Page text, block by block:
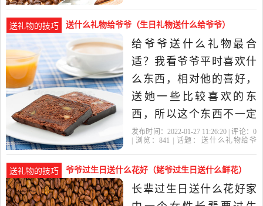
杖也好。如果你有和爷爷
共同生活的经历，还可以
在全家贺寿时给他写封
信，并读出来，通过回忆
共同的生活...爷
送礼物的技巧 送什么礼物给爷爷（生日礼物送什么给爷爷）
给爷爷送什么礼物最合
适？我看爷爷平时喜欢什
么东西，相对他的喜好，
送她一些比较喜欢的东
西，所以这个东西不一定
很贵重，但是一定有一份
物好全身按摩椅：爷爷奶
奶年纪大了，难免会腰酸
背痛，我们可以选一台高
发布时间：2022-01-27 11:26:20 | 评论： 0
| 浏览：841 | 话题：
送什么礼物给爷
送礼物的技巧 爷爷过生日送什么花好（姥爷过生日送什么鲜花）
长辈过生日送什么花好家